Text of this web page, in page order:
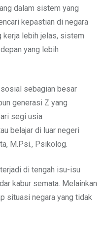
dalam sistem yang
kepastian di negara
kerja lebih jelas, sistem
yang lebih
sebagian besar
generasi Z yang
segi usia
belajar di luar negeri
M.Psi., Psikolog.
di tengah isu-isu
kabur semata. Melainkan
situasi negara yang tidak